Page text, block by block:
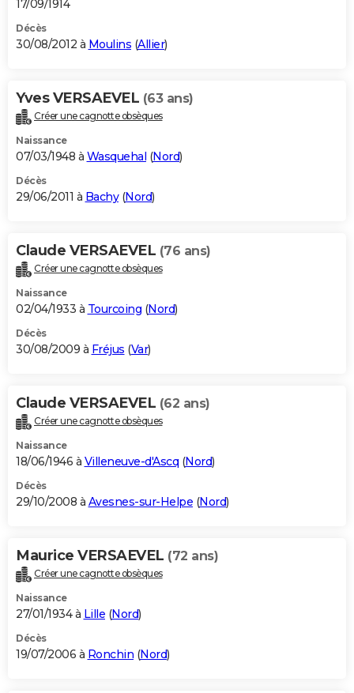
17/09/1914
Décès
30/08/2012 à Moulins (Allier)
Yves VERSAEVEL (63 ans)
Créer une cagnotte obsèques
Naissance
07/03/1948 à Wasquehal (Nord)
Décès
29/06/2011 à Bachy(Nord)
Claude VERSAEVEL (76 ans)
Créer une cagnotte obsèques
Naissance
02/04/1933 à Tourcoing (Nord)
Décès
30/08/2009 à Fréjus (Var)
Claude VERSAEVEL (62 ans)
Créer une cagnotte obsèques
Naissance
18/06/1946 à Villeneuve-d'Ascq (Nord)
Décès
29/10/2008 à Avesnes-sur-Helpe (Nord)
Maurice VERSAEVEL (72 ans)
Créer une cagnotte obsèques
Naissance
27/01/1934 à Lille (Nord)
Décès
19/07/2006 à Ronchin (Nord)